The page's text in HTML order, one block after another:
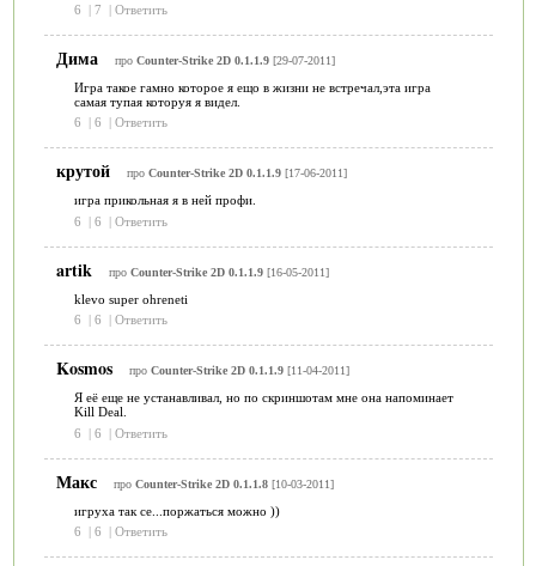
6
| 7 | Ответить
Дима про Counter-Strike 2D 0.1.1.9[29-07-2011]
Игра такое гамно которое я ещо в жизни не встречал,эта игра
самая тупая которуя я видел.
6
| 6 | Ответить
крутой про Counter-Strike 2D 0.1.1.9[17-06-2011]
игра прикольная я в ней профи.
6
| 6 | Ответить
artik про Counter-Strike 2D 0.1.1.9[16-05-2011]
klevo super ohreneti
6
| 6 | Ответить
Kosmos про Counter-Strike 2D 0.1.1.9[11-04-2011]
Я её еще не устанавливал, но по скриншотам мне она напоминает
Kill Deal.
6
| 6 | Ответить
Макс про Counter-Strike 2D 0.1.1.8[10-03-2011]
игруха так се...поржаться можно ))
6
| 6 | Ответить